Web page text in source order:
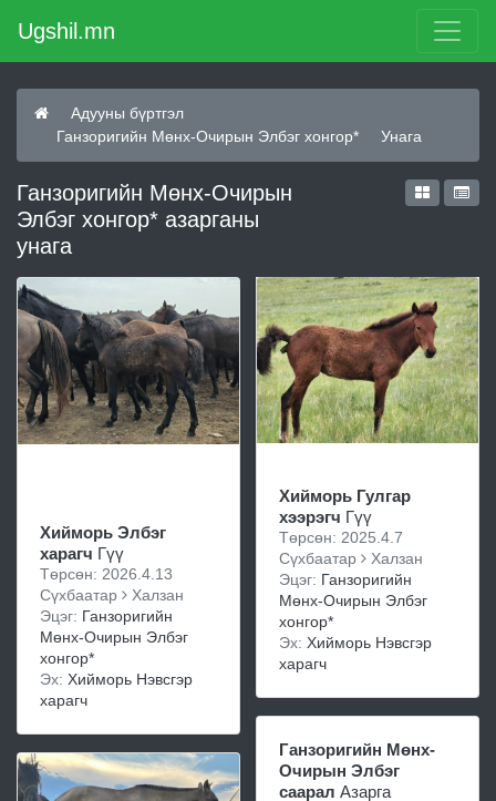
Ugshil.mn
Адууны бүртгэл
Ганзоригийн Мөнх-Очирын Элбэг хонгор*
Унага
Ганзоригийн Мөнх-Очирын
Элбэг хонгор* азарганы
унага
Хийморь Элбэг
харагч Гүү
Төрсөн: 2026.4.13
Сүхбаатар
Халзан
Эцэг: Ганзоригийн
Мөнх-Очирын Элбэг
хонгор*
Эх: Хийморь Нэвсгэр
харагч
Хийморь Гулгар
хээрэгч Гүү
Төрсөн: 2025.4.7
Сүхбаатар
Халзан
Эцэг: Ганзоригийн
Мөнх-Очирын Элбэг
хонгор*
Эх: Хийморь Нэвсгэр
харагч
Ганзоригийн Мөнх-
Очирын Элбэг
саарал Азарга